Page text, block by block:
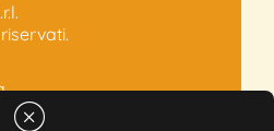
- Modena